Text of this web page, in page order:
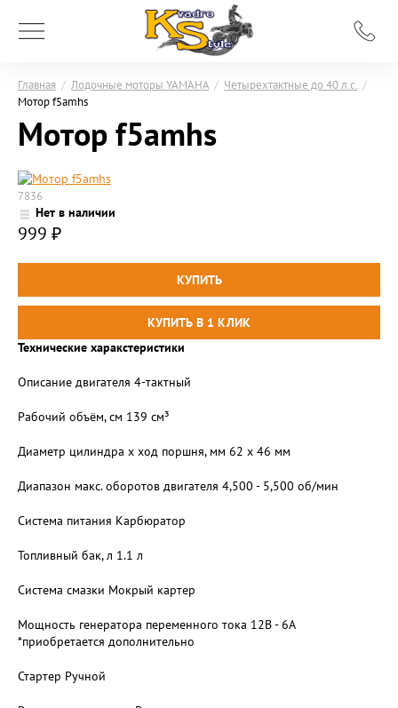
Главная / Лодочные моторы YAMAHA / Четырехтактные до 40 л.с.
/
Мотор f5amhs
Мотор f5amhs
7836
Нет в наличии
999 ₽
Технические харакстеристики
Описание двигателя 4-тактный
Рабочий объём, см 139 см³
Диаметр цилиндра х ход поршня, мм 62 x 46 мм
Диапазон макс. оборотов двигателя 4,500 - 5,500 об/мин
Система питания Карбюратор
Топливный бак, л 1.1 л
Система смазки Мокрый картер
Мощность генератора переменного тока 12В - 6А
*приобретается дополнительно
Стартер Ручной